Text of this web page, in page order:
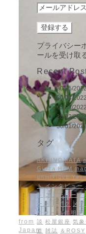
from
Japan
プライバシー
ールを受け取
Recent
30/05/
30/04/2022
15/03/2022
28/02/
30/01/
タグ
AKI INOMATA
Ginza H&M
unmixlove
ト インタビュー
ト
ニューヨーク
ーラ
メイク メ
イヤー
吉井明子
談 松屋銀座 気
道 雑誌 ＆ROSY